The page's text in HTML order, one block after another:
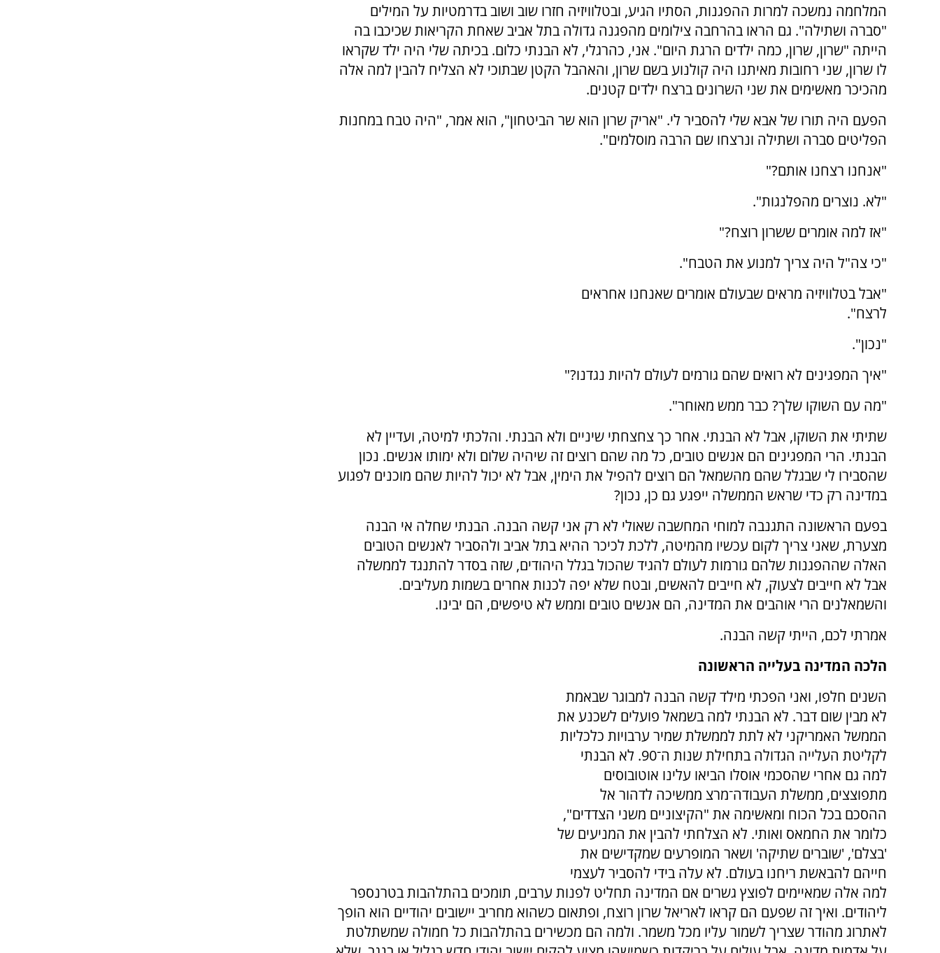
המלחמה נמשכה למרות ההפגנות, הסתיו הגיע, ובטלוויזיה חזרו שוב ושוב בדרמטיות על המילים
"סברה ושתילה". גם הראו בהרחבה צילומים מהפגנה גדולה בתל אביב שאחת הקריאות שכיכבו בה
הייתה "שרון, שרון, כמה ילדים הרגת היום". אני, כהרגלי, לא הבנתי כלום. בכיתה שלי היה ילד שקראו
לו שרון, שני רחובות מאיתנו היה קולנוע בשם שרון, והאהבל הקטן שבתוכי לא הצליח להבין למה אלה
מהכיכר מאשימים את שני השרונים ברצח ילדים קטנים.
הפעם היה תורו של אבא שלי להסביר לי. "אריק שרון הוא שר הביטחון", הוא אמר, "היה טבח במחנות
הפליטים סברה ושתילה ונרצחו שם הרבה מוסלמים".
"אנחנו רצחנו אותם?"
"לא. נוצרים מהפלנגות".
"אז למה אומרים ששרון רוצח?"
"כי צה"ל היה צריך למנוע את הטבח".
"אבל בטלוויזיה מראים שבעולם אומרים שאנחנו אחראים
לרצח".
"נכון".
"איך המפגינים לא רואים שהם גורמים לעולם להיות נגדנו?"
"מה עם השוקו שלך? כבר ממש מאוחר".
שתיתי את השוקו, אבל לא הבנתי. אחר כך צחצחתי שיניים ולא הבנתי. והלכתי למיטה, ועדיין לא
הבנתי. הרי המפגינים הם אנשים טובים, כל מה שהם רוצים זה שיהיה שלום ולא ימותו אנשים. נכון
שהסבירו לי שבגלל שהם מהשמאל הם רוצים להפיל את הימין, אבל לא יכול להיות שהם מוכנים לפגוע
במדינה רק כדי שראש הממשלה ייפגע גם כן, נכון?
בפעם הראשונה התגנבה למוחי המחשבה שאולי לא רק אני קשה הבנה. הבנתי שחלה אי הבנה
מצערת, שאני צריך לקום עכשיו מהמיטה, ללכת לכיכר ההיא בתל אביב ולהסביר לאנשים הטובים
האלה שההפגנות שלהם גורמות לעולם להגיד שהכול בגלל היהודים, שזה בסדר להתנגד לממשלה
אבל לא חייבים לצעוק, לא חייבים להאשים, ובטח שלא יפה לכנות אחרים בשמות מעליבים.
והשמאלנים הרי אוהבים את המדינה, הם אנשים טובים וממש לא טיפשים, הם יבינו.
אמרתי לכם, הייתי קשה הבנה.
הלכה המדינה בעלייה הראשונה
השנים חלפו, ואני הפכתי מילד קשה הבנה למבוגר שבאמת
לא מבין שום דבר. לא הבנתי למה בשמאל פועלים לשכנע את
הממשל האמריקני לא לתת לממשלת שמיר ערבויות כלכליות
לקליטת העלייה הגדולה בתחילת שנות ה־90. לא הבנתי
למה גם אחרי שהסכמי אוסלו הביאו עלינו אוטובוסים
מתפוצצים, ממשלת העבודה־מרצ ממשיכה לדהור אל
ההסכם בכל הכוח ומאשימה את "הקיצוניים משני הצדדים",
כלומר את החמאס ואותי. לא הצלחתי להבין את המניעים של
'בצלם', 'שוברים שתיקה' ושאר המופרעים שמקדישים את
חייהם להבאשת ריחנו בעולם. לא עלה בידי להסביר לעצמי
למה אלה שמאיימים לפוצץ גשרים אם המדינה תחליט לפנות ערבים, תומכים בהתלהבות בטרנספר
ליהודים. ואיך זה שפעם הם קראו לאריאל שרון רוצח, ופתאום כשהוא מחריב יישובים יהודיים הוא הופך
לאתרוג מהודר שצריך לשמור עליו מכל משמר. ולמה הם מכשירים בהתלהבות כל חמולה שמשתלטת